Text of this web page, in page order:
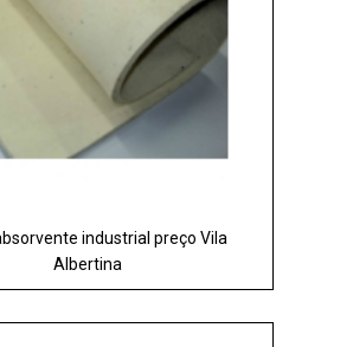
industrial preço Vila
Albertina